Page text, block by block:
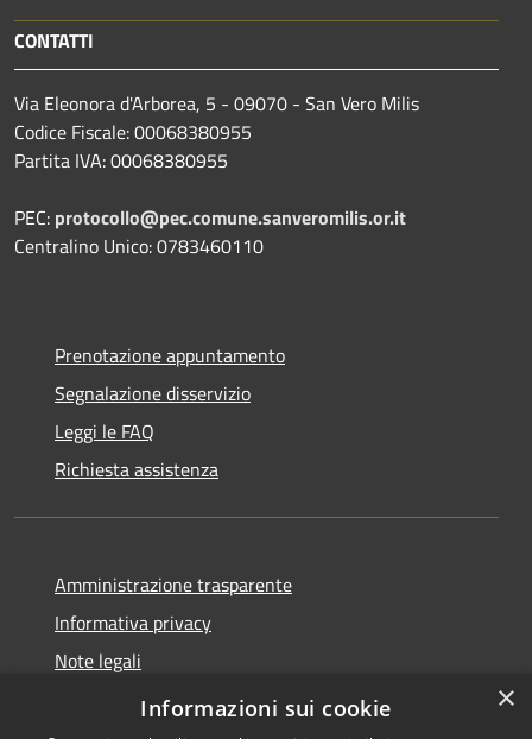
CONTATTI
Via Eleonora d'Arborea, 5 - 09070 - San Vero Milis
Codice Fiscale: 00068380955
Partita IVA: 00068380955
PEC: protocollo@pec.comune.sanveromilis.or.it
Centralino Unico: 0783460110
Prenotazione appuntamento
Segnalazione disservizio
Leggi le FAQ
Richiesta assistenza
Amministrazione trasparente
Informativa privacy
Note legali
Dichiarazione di accessibilità
×
Informazioni sui cookie